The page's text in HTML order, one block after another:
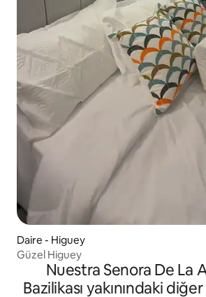
Daire - Higuey
Güzel Higuey
Nuestra Senora De La
Bazilikası yakınındaki